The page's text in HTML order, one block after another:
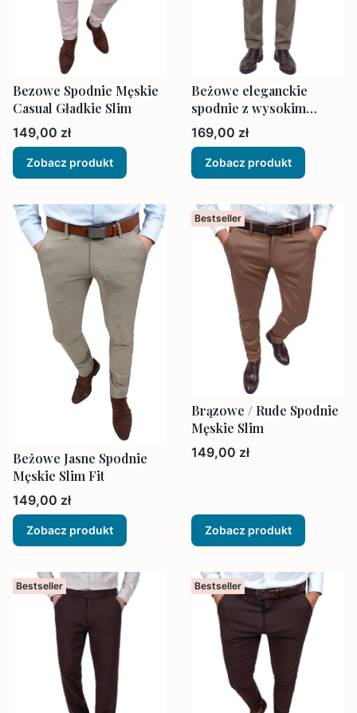
Bezowe Spodnie Męskie
Casual Gładkie Slim
Cena
149,00 zł
Zobacz produkt
Beżowe eleganckie
spodnie z wysokim
stanem męskie
Cena
169,00 zł
Zobacz produkt
Beżowe Jasne Spodnie
Męskie Slim Fit
Cena
149,00 zł
Zobacz produkt
Bestseller
Brązowe / Rude Spodnie
Męskie Slim
Cena
149,00 zł
Zobacz produkt
Bestseller Bestseller